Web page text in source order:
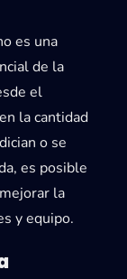
es una
de la
el
la cantidad
o se
es posible
la
y equipo.